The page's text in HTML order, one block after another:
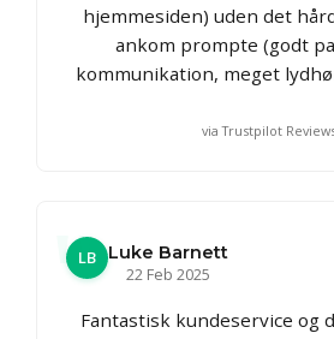
hjemmesiden) uden det
ankom prompte (godt
kommunikation, meget
via Trustpilot
LB
Luke Barnett
22 Feb 2025
Fantastisk kundeservice og